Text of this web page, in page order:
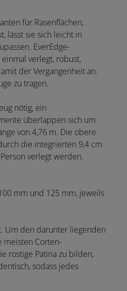
für Rasenflächen,
lässt sie sich leicht in
EverEdge-
verlegt, robust,
der Vergangenheit an.
zu tragen.
nötig, ein
überlappen sich um
von 4,76 m. Die obere
die integrierten 9,4 cm
verlegt werden.
mm und 125 mm, jeweils
Um den darunter liegenden
meisten Corten-
rostige Patina zu bilden,
sodass jedes